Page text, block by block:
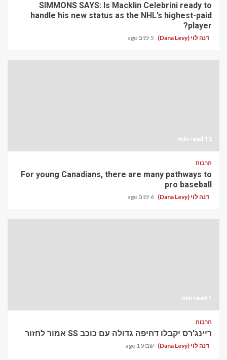
SIMMONS SAYS: Is Macklin Celebrini ready to
handle his new status as the NHL’s highest-paid
player?
דנה לוי (Dana Levy) 5 ימים ago
13 min read
תרבות
For young Canadians, there are many pathways to
pro baseball
דנה לוי (Dana Levy) 6 ימים ago
1 min read
תרבות
ריינג'רס יקבלו דחיפה גדולה עם כוכב SS אמור לחזור
דנה לוי (Dana Levy) שבוע 1 ago